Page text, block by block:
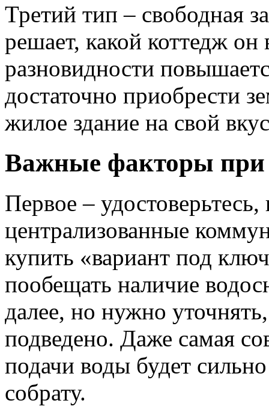
Третий тип – свободная
решает, какой коттедж он
разновидности
достаточно приобрести
жилое здание на свой
Важные факторы при
Первое –
централизованные
купить «вариант под
пообещать наличие
далее, но нужно
подведено. Даже самая
подачи воды будет
собрату.